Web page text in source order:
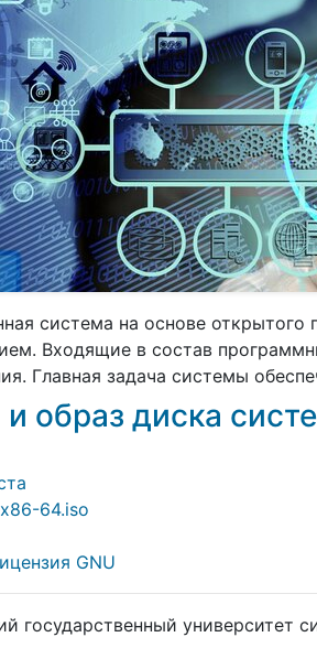
система на основе
Входящие в состав
Главная задача системы
образ диска
64.iso
GNU
государственный университет